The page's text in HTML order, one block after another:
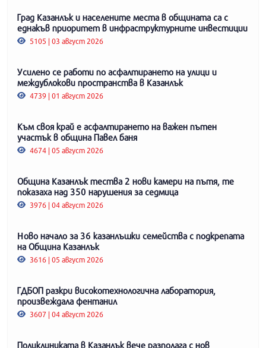
Град Казанлък и населените места в общината са с
еднакъв приоритет в инфраструктурните инвестиции
5105 | 03 август 2026
Усилено се работи по асфалтирането на улици и
междублокови пространства в Казанлък
4739 | 01 август 2026
Към своя край е асфалтирането на важен пътен
участък в община Павел баня
4674 | 05 август 2026
Община Казанлък тества 2 нови камери на пътя, те
показаха над 350 нарушения за седмица
3976 | 04 август 2026
Ново начало за 36 казанлъшки семейства с подкрепата
на Община Казанлък
3616 | 05 август 2026
ГДБОП разкри високотехнологична лаборатория,
произвеждала фентанил
3607 | 04 август 2026
Поликлиниката в Казанлък вече разполага с нов